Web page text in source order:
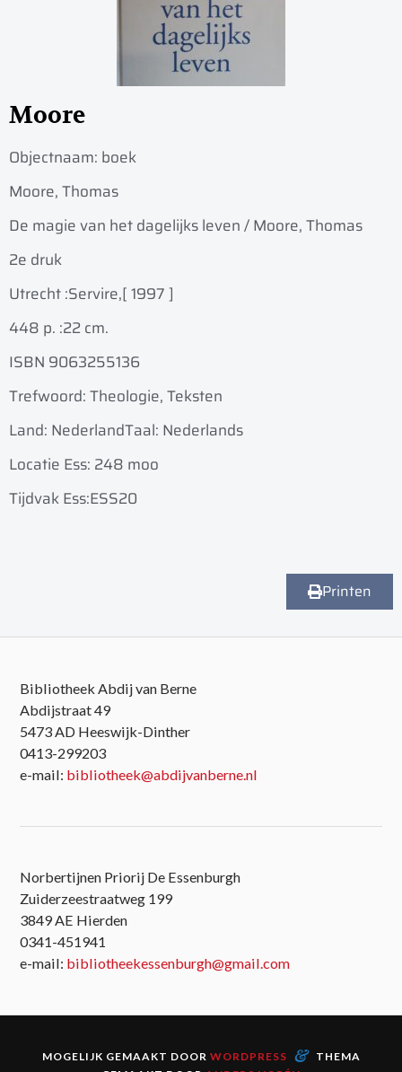
Moore
Objectnaam: boek
Moore, Thomas
De magie van het dagelijks leven / Moore, Thomas
2e druk
Utrecht :Servire,[ 1997 ]
448 p. :22 cm.
ISBN 9063255136
Trefwoord: Theologie, Teksten
Land: NederlandTaal: Nederlands
Locatie Ess: 248 moo
Tijdvak Ess:ESS20
Printen
Bibliotheek Abdij van Berne
Abdijstraat 49
5473 AD Heeswijk-Dinther
0413-299203
e-mail: bibliotheek@abdijvanberne.nl
Norbertijnen Priorij De Essenburgh
Zuiderzeestraatweg 199
3849 AE Hierden
0341-451941
e-mail: bibliotheekessenburgh@gmail.com
MOGELIJK GEMAAKT DOOR WORDPRESS &
THEMA